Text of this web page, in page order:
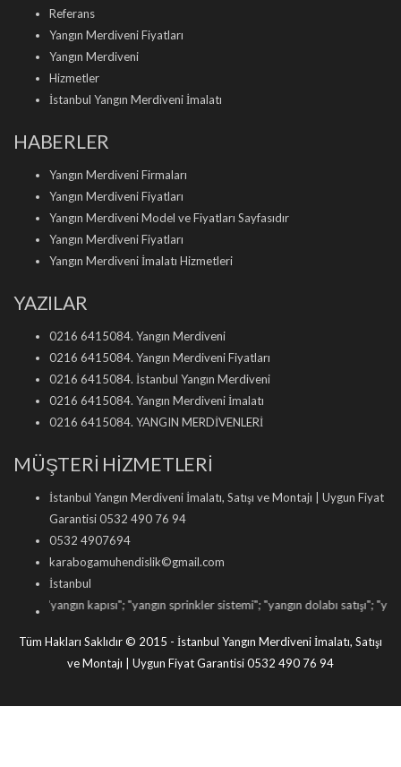
Referans
Yangın Merdiveni Fiyatları
Yangın Merdiveni
Hizmetler
İstanbul Yangın Merdiveni İmalatı
HABERLER
Yangın Merdiveni Firmaları
Yangın Merdiveni Fiyatları
Yangın Merdiveni Model ve Fiyatları Sayfasıdır
Yangın Merdiveni Fiyatları
Yangın Merdiveni İmalatı Hizmetleri
YAZILAR
0216 6415084. Yangın Merdiveni
0216 6415084. Yangın Merdiveni Fiyatları
0216 6415084. İstanbul Yangın Merdiveni
0216 6415084. Yangın Merdiveni İmalatı
0216 6415084. YANGIN MERDİVENLERİ
MÜŞTERİ HİZMETLERİ
İstanbul Yangın Merdiveni İmalatı, Satışı ve Montajı | Uygun Fiyat
Garantisi 0532 490 76 94
0532 4907694
karabogamuhendislik©gmail.com
İstanbul
yangın kapısı"; "yangın sprinkler sistemi"; "yangın dolabı satışı"; " yangın
Tüm Hakları Saklıdır © 2015 - İstanbul Yangın Merdiveni İmalatı, Satışı
ve Montajı | Uygun Fiyat Garantisi 0532 490 76 94